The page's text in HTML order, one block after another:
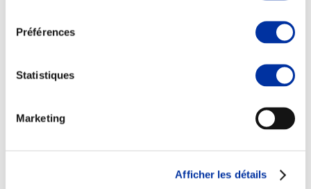
Préférences
Statistiques
Marketing
Afficher les détails